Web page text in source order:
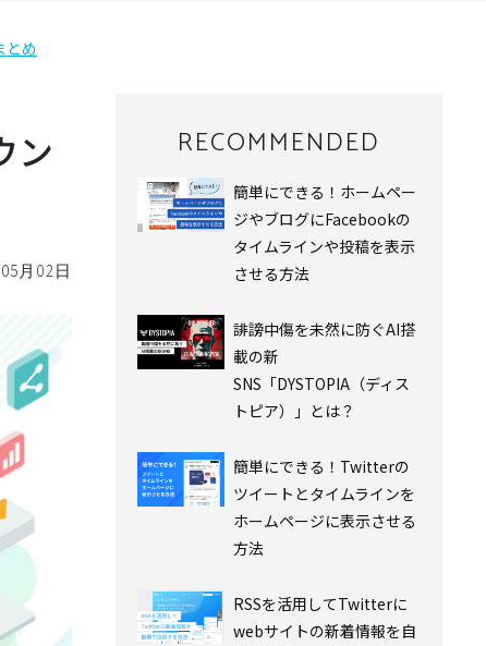
とめ
ン
月02日
RECOMMENDED
簡単にできる！ホームペー
ジやブログにFacebookの
タイムラインや投稿を表示
させる方法
誹謗中傷を未然に防ぐAI搭
載の新
SNS「DYSTOPIA（ディス
トピア）」とは？
簡単にできる！Twitterの
ツイートとタイムラインを
ホームページに表示させる
方法
RSSを活用してTwitterに
webサイトの新着情報を自